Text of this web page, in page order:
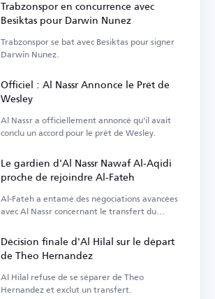
Trabzonspor en concurrence avec
Besiktas pour Darwin Nunez
Trabzonspor se bat avec Besiktas pour signer
Darwin Nunez.
Officiel : Al Nassr Annonce le Prêt de
Wesley
Al Nassr a officiellement annoncé qu'il avait
conclu un accord pour le prêt de Wesley.
Le gardien d'Al Nassr Nawaf Al-Aqidi
proche de rejoindre Al-Fateh
Al-Fateh a entamé des négociations avancées
avec Al Nassr concernant le transfert du
Décision finale d'Al Hilal sur le départ
de Theo Hernandez
Al Hilal refuse de se séparer de Theo
Hernandez et exclut un transfert.